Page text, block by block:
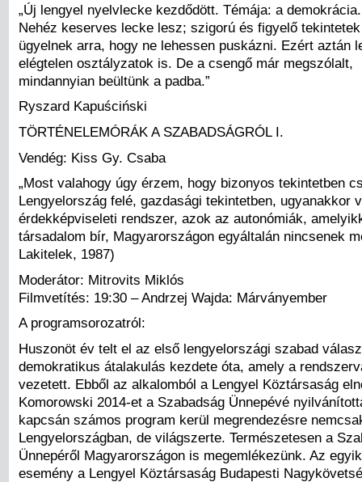
„Új lengyel nyelvlecke kezdődött. Témája: a demokrácia.
Nehéz keserves lecke lesz; szigorú és figyelő tekintetek
ügyelnek arra, hogy ne lehessen puskázni. Ezért aztán
elégtelen osztályzatok is. De a csengő már megszólalt,
mindannyian beültünk a padba.”
Ryszard Kapuściński
TÖRTÉNELEMÓRÁK A SZABADSÁGRÓL I.
Vendég: Kiss Gy. Csaba
„Most valahogy úgy érzem, hogy bizonyos tekintetben
Lengyelország felé, gazdasági tekintetben, ugyanakkor
érdekképviseleti rendszer, azok az autonómiák,
társadalom bír, Magyarországon egyáltalán nincsenek
Lakitelek, 1987)
Moderátor: Mitrovits Miklós
Filmvetítés: 19:30 – Andrzej Wajda: Márványember
A programsorozatról:
Huszonöt év telt el az első lengyelországi szabad
demokratikus átalakulás kezdete óta, amely a
vezetett. Ebből az alkalomból a Lengyel Köztársaság
Komorowski 2014-et a Szabadság Ünnepévé
kapcsán számos program kerül megrendezésre
Lengyelországban, de világszerte. Természetesen a
Ünnepéről Magyarországon is megemlékezünk. Az
esemény a Lengyel Köztársaság Budapesti